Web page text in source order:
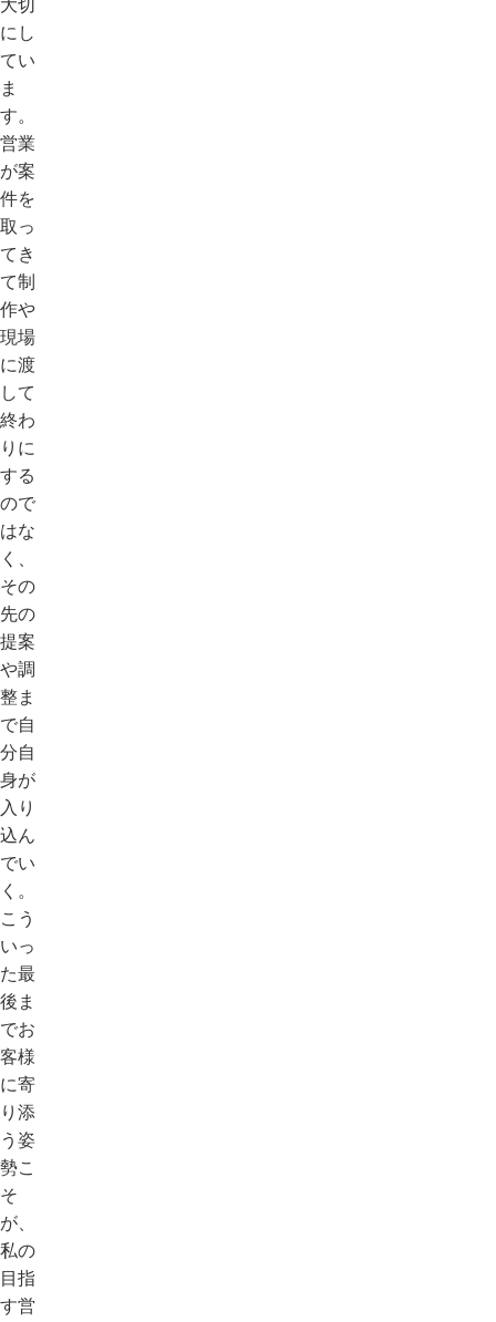
大切
にし
てい
ま
す。
営業
が案
件を
取っ
てき
て制
作や
現場
に渡
して
終わ
りに
する
ので
はな
く、
その
先の
提案
や調
整ま
で自
分自
身が
入り
込ん
でい
く。
こう
いっ
た最
後ま
でお
客様
に寄
り添
う姿
勢こ
そ
が、
私の
目指
す営